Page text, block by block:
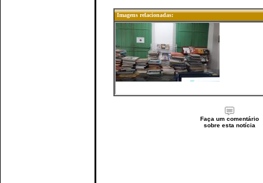
Imagens relacionadas:
Faça um comentário
sobre esta notícia